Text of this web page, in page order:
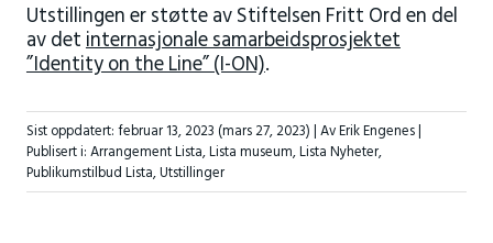
Utstillingen er støtte av Stiftelsen Fritt Ord en del
av detinternasjonale samarbeidsprosjektet
”Identity on the Line” (I-ON).
Sist oppdatert:februar 13, 2023 (mars 27, 2023)| Av Erik Engenes |
Publisert i:Arrangement Lista,Lista museum,Lista Nyheter,
Publikumstilbud Lista,Utstillinger